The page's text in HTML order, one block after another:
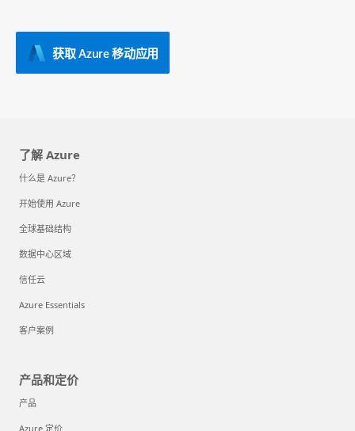
获取 Azure 移动应用
了解 Azure
什么是 Azure？
开始使用 Azure
全球基础结构
数据中心区域
信任云
Azure Essentials
客户案例
产品和定价
产品
Azure 定价